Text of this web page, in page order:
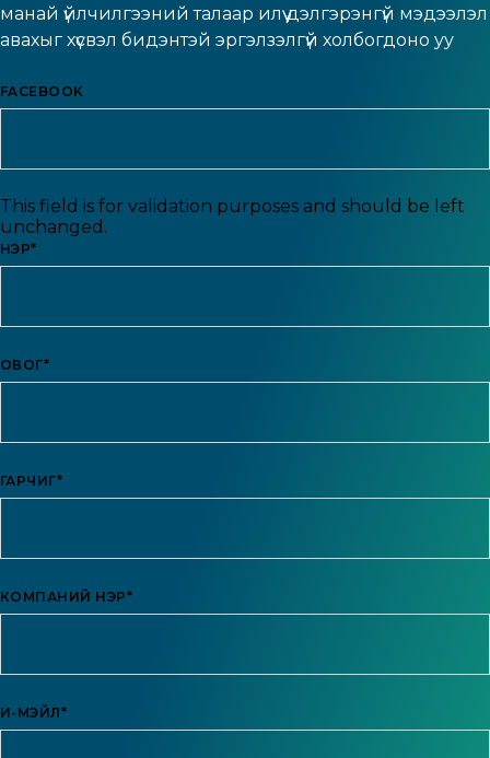
манай үйлчилгээний талаар илүү дэлгэрэнгүй мэдээлэл
авахыг хүсвэл бидэнтэй эргэлзэлгүй холбогдоно уу
FACEBOOK
This field is for validation purposes and should be left
unchanged.
НЭР*
ОВОГ*
ГАРЧИГ*
КОМПАНИЙ НЭР*
И-МЭЙЛ*